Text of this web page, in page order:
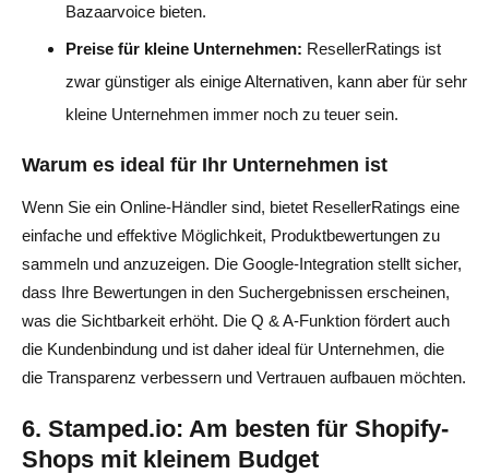
Bazaarvoice bieten.
Preise für kleine Unternehmen: ResellerRatings ist
zwar günstiger als einige Alternativen, kann aber für sehr
kleine Unternehmen immer noch zu teuer sein.
Warum es ideal für Ihr Unternehmen ist
Wenn Sie ein Online-Händler sind, bietet ResellerRatings eine
einfache und effektive Möglichkeit, Produktbewertungen zu
sammeln und anzuzeigen. Die Google-Integration stellt sicher,
dass Ihre Bewertungen in den Suchergebnissen erscheinen,
was die Sichtbarkeit erhöht. Die Q & A-Funktion fördert auch
die Kundenbindung und ist daher ideal für Unternehmen, die
die Transparenz verbessern und Vertrauen aufbauen möchten.
6. Stamped.io: Am besten für Shopify-
Shops mit kleinem Budget